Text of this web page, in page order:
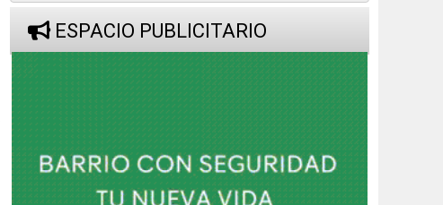
ESPACIO PUBLICITARIO